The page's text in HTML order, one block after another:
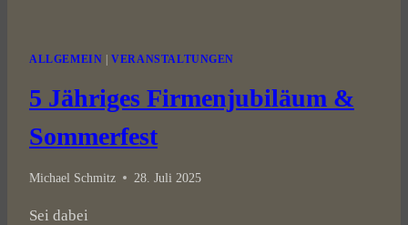
ALLGEMEIN |VERANSTALTUNGEN
5 Jähriges Firmenjubiläum &
Sommerfest
Michael Schmitz 28. Juli 2025
Sei dabei